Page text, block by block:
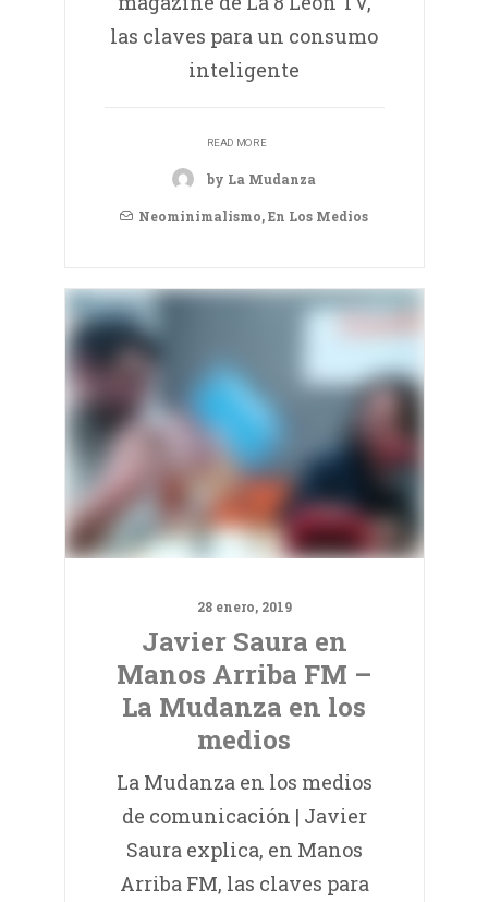
las claves para un consumo
inteligente
READ MORE
by La Mudanza
Neominimalismo,En Los Medios
28 enero, 2019
Javier Saura en
Manos Arriba FM –
La Mudanza en los
medios
La Mudanza en los medios
de comunicación | Javier
Saura explica, en Manos
Arriba FM, las claves para